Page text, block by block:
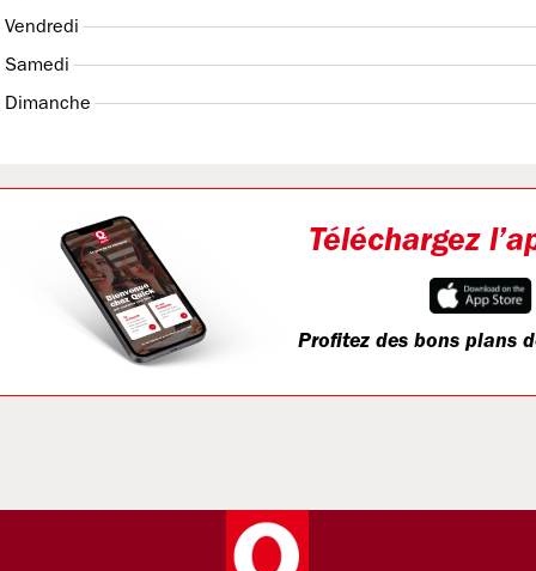
Vendredi
Samedi
Dimanche
Téléchargez
Profitez des bons plans